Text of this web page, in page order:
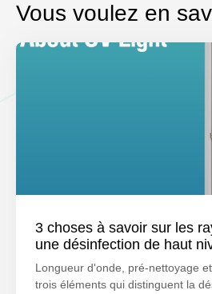
Vous voulez en
3 choses à savoir sur les
une désinfection de haut
Longueur d'onde, pré-nettoyage
trois éléments qui distinguent la